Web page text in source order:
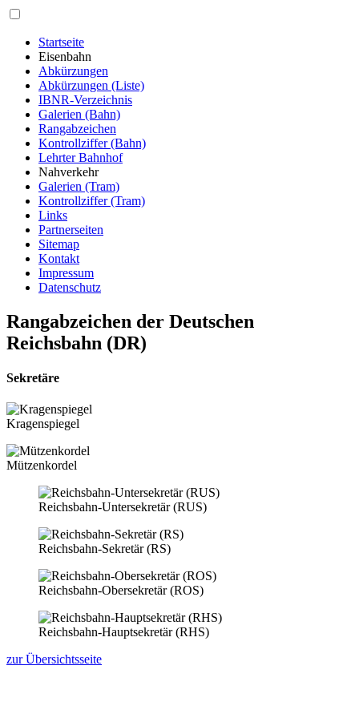
Startseite
Eisenbahn
Abkürzungen
Abkürzungen (Liste)
IBNR-Verzeichnis
Galerien (Bahn)
Rangabzeichen
Kontrollziffer (Bahn)
Lehrter Bahnhof
Nahverkehr
Galerien (Tram)
Kontrollziffer (Tram)
Links
Partnerseiten
Sitemap
Kontakt
Impressum
Datenschutz
Rangabzeichen der Deutschen
Reichsbahn (DR)
Sekretäre
Kragenspiegel
Mützenkordel
Reichsbahn-Untersekretär (RUS)
Reichsbahn-Sekretär (RS)
Reichsbahn-Obersekretär (ROS)
Reichsbahn-Hauptsekretär (RHS)
zur Übersichtsseite